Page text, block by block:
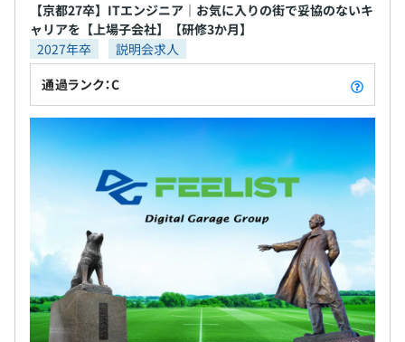
【京都27卒】ITエンジニア｜お気に入りの街で妥協のないキ
ャリアを【上場子会社】【研修3か月】
2027年卒
説明会求人
通過ランク：C